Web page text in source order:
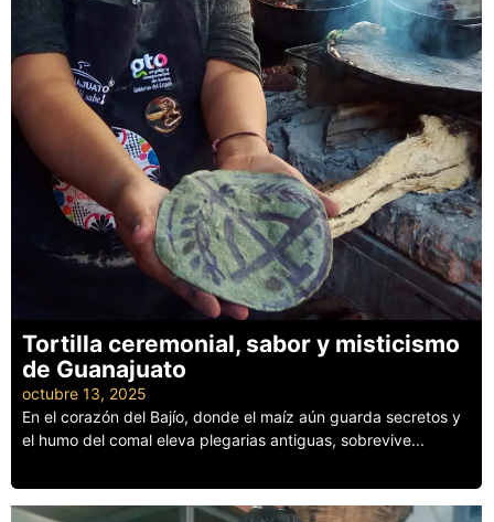
Tortilla ceremonial, sabor y misticismo
de Guanajuato
octubre 13, 2025
En el corazón del Bajío, donde el maíz aún guarda secretos y
el humo del comal eleva plegarias antiguas, sobrevive...